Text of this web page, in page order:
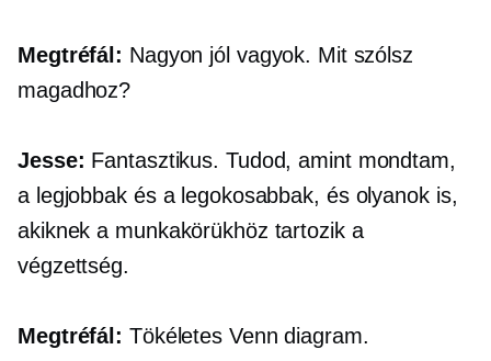
Megtréfál: Nagyon jól vagyok. Mit szólsz
magadhoz?
Jesse: Fantasztikus. Tudod, amint mondtam,
a legjobbak és a legokosabbak, és olyanok is,
akiknek a munkakörükhöz tartozik a
végzettség.
Megtréfál: Tökéletes Venn diagram.